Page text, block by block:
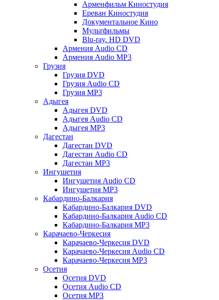
Арменфильм Киностудия
Ереван Киностудия
Документальное Кино
Мультфильмы
Blu-ray. HD DVD
Армения Audio CD
Армения Audio MP3
Грузия
Грузия DVD
Грузия Audio CD
Грузия MP3
Адыгея
Адыгея DVD
Адыгея Audio CD
Адыгея MP3
Дагестан
Дагестан DVD
Дагестан Audio CD
Дагестан MP3
Ингушетия
Ингушетия Audio CD
Ингушетия MP3
Кабардино-Балкария
Кабардино-Балкария DVD
Кабардино-Балкария Audio CD
Кабардино-Балкария MP3
Карачаево-Черкесия
Карачаево-Черкесия DVD
Карачаево-Черкесия Audio CD
Карачаево-Черкесия MP3
Осетия
Осетия DVD
Осетия Audio CD
Осетия MP3